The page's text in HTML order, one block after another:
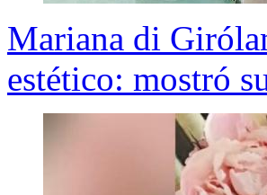
Mariana di
estético: mostró